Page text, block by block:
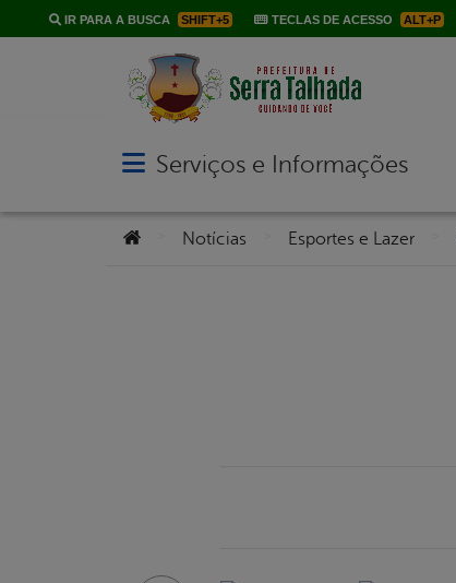
IR PARA A BUSCA SHIFT+5 TECLAS DE ACESSO ALT+P
Abrir menu principal de navegação
Serviços e Informações
Você está aqui:
Notícias Esportes e Lazer